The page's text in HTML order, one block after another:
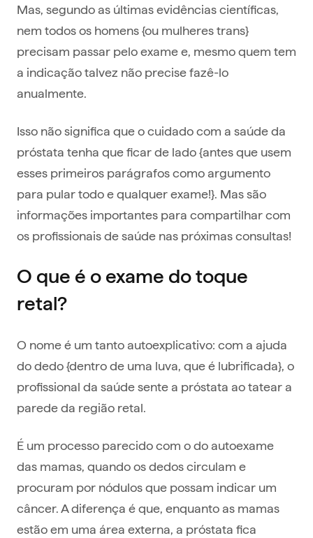
Mas, segundo as últimas evidências científicas,
nem todos os homens {ou mulheres trans}
precisam passar pelo exame e, mesmo quem tem
a indicação talvez não precise fazê-lo
anualmente.
Isso não significa que o cuidado com a saúde da
próstata tenha que ficar de lado {antes que usem
esses primeiros parágrafos como argumento
para pular todo e qualquer exame!}. Mas são
informações importantes para compartilhar com
os profissionais de saúde nas próximas consultas!
O que é o exame do toque
retal?
O nome é um tanto autoexplicativo: com a ajuda
do dedo {dentro de uma luva, que é lubrificada}, o
profissional da saúde sente a próstata ao tatear a
parede da região retal.
É um processo parecido com o do autoexame
das mamas, quando os dedos circulam e
procuram por nódulos que possam indicar um
câncer. A diferença é que, enquanto as mamas
estão em uma área externa, a próstata fica